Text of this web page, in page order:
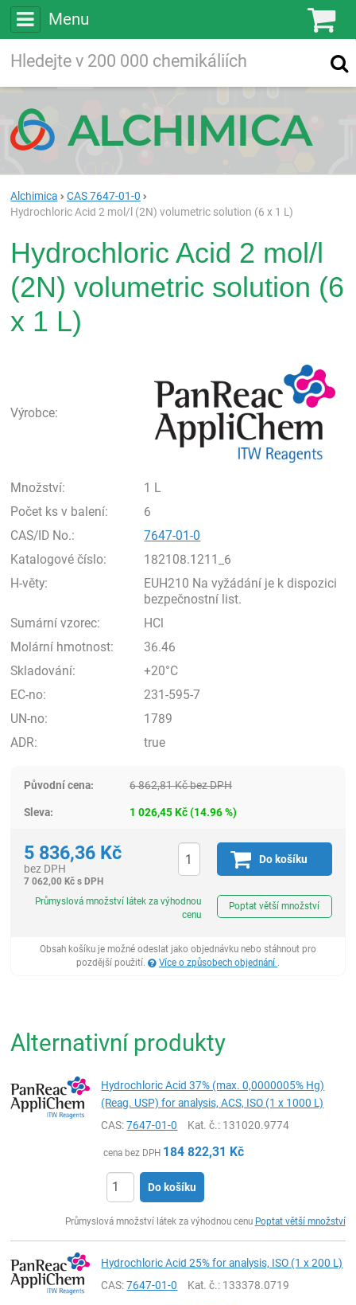
Menu
Vyhledávání
Alchimica
CAS 7647-01-0
Hydrochloric Acid 2 mol/l (2N) volumetric solution (6 x 1 L)
Hydrochloric Acid 2 mol/l
(2N) volumetric solution (6
x 1 L)
Výrobce:
Množství:
1 L
Počet ks v balení:
6
CAS/ID No.:
7647-01-0
Katalogové číslo:
182108.1211_6
H-věty:
EUH210 Na vyžádání je k dispozici
bezpečnostní list.
Sumární vzorec:
HCl
Molární hmotnost:
36.46
Skladování:
+20°C
EC-no:
231-595-7
UN-no:
1789
ADR:
true
Původní cena: 6 862,81Kčbez DPH
Sleva: 1 026,45Kč(14.96%)
5 836,36 Kč
bez DPH
7 062,00 Kč s DPH
Do košíku
Průmyslová množství látek za výhodnou
cenu
Poptat větší množství
Obsah košíku je možné odeslat jako objednávku nebo stáhnout pro
pozdější použití.
Více o způsobech objednání
Alternativní produkty
Hydrochloric Acid 37% (max. 0,0000005% Hg)
(Reag. USP) for analysis, ACS, ISO (1 x 1000 L)
CAS:7647-01-0 Kat. č.: 131020.9774
cena bez DPH 184 822,31 Kč
Do košíku
Průmyslová množství látek za výhodnou cenu Poptat větší množství
Hydrochloric Acid 25% for analysis, ISO (1 x 200 L)
CAS:7647-01-0 Kat. č.: 133378.0719